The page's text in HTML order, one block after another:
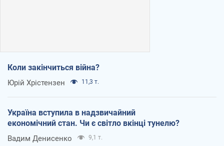
Коли закінчиться війна?
Юрій Хрістензен 11,3 т.
Україна вступила в надзвичайний
економічний стан. Чи є світло вкінці тунелю?
Вадим Денисенко 9,1 т.